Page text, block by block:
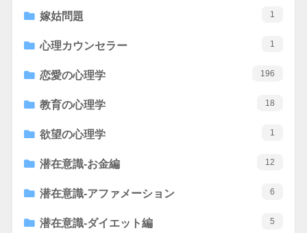
嫁姑問題 1
心理カウンセラー 1
恋愛の心理学 196
教育の心理学 18
欲望の心理学 1
潜在意識-お金編 12
潜在意識-アファメーション 6
潜在意識-ダイエット編 5